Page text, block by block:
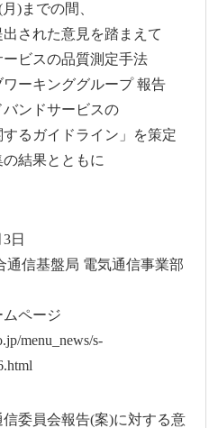
)までの間、
された意見を踏まえて
ービスの品質測定手法
ーキンググループ 報告
ンドサービスの
るガイドライン」を策定
結果とともに
日
信基盤局 電気通信事業部
ページ
menu_news/s-
委員会報告(案)に対する意